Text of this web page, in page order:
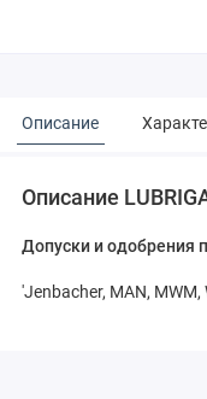
Описание
Описание
Допуски и одобрения
'Jenbacher, MAN,